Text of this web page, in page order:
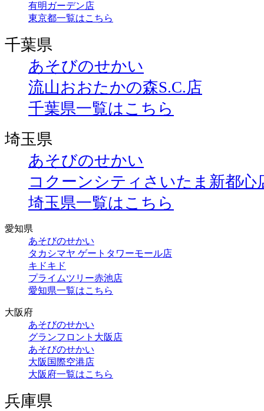
有明ガーデン店
東京都一覧はこちら
千葉県
あそびのせかい
流山おおたかの森S.C.店
千葉県一覧はこちら
埼玉県
あそびのせかい
コクーンシティさいたま新都心
埼玉県一覧はこちら
愛知県
あそびのせかい
タカシマヤ ゲートタワーモール店
キドキド
プライムツリー赤池店
愛知県一覧はこちら
大阪府
あそびのせかい
グランフロント大阪店
あそびのせかい
大阪国際空港店
大阪府一覧はこちら
兵庫県